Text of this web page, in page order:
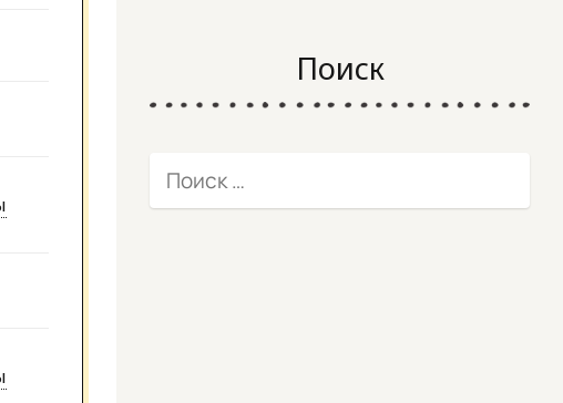
Поиск